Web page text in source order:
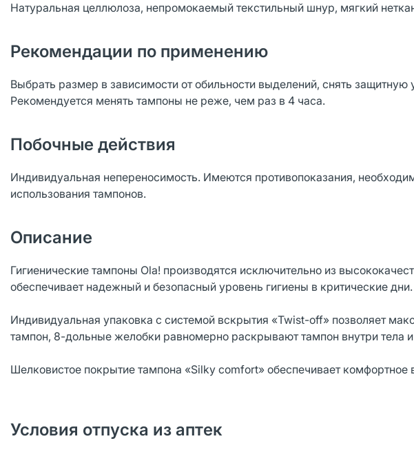
Натуральная целлюлоза, непромокаемый текстильный шнур, мягкий
Рекомендации по применению
Выбрать размер в зависимости от обильности выделений, снять защитную
Рекомендуется менять тампоны не реже, чем раз в 4 часа.
Побочные действия
Индивидуальная непереносимость. Имеются противопоказания,
использования тампонов.
Описание
Гигиенические тампоны Ola! производятся исключительно из
обеспечивает надежный и безопасный уровень гигиены в критические дни.
Индивидуальная упаковка с системой вскрытия «Twist-off» позволяет
тампон, 8-дольные желобки равномерно раскрывают тампон внутри тела
Шелковистое покрытие тампона «Silky comfort» обеспечивает комфортное
Условия отпуска из аптек